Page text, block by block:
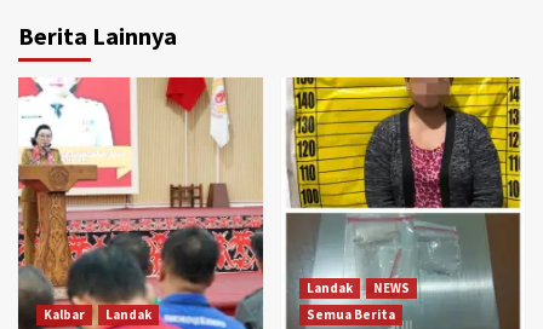
Berita Lainnya
Kalbar Landak
Landak
NEWS
Semua Berita